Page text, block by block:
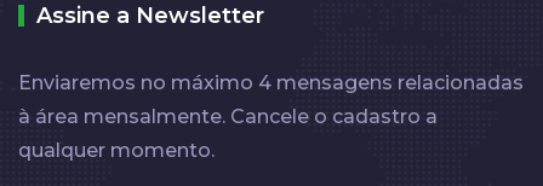
Assine a Newsletter
Enviaremos no máximo 4 mensagens relacionadas
à área mensalmente. Cancele o cadastro a
qualquer momento.